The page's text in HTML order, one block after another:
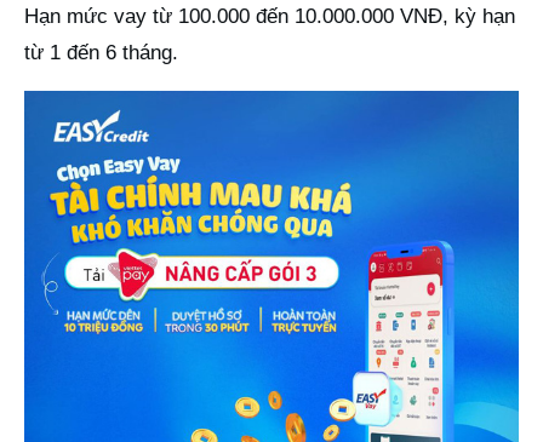
Hạn mức vay từ 100.000 đến 10.000.000 VNĐ, kỳ hạn
từ 1 đến 6 tháng.